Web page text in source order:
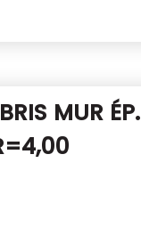
MUR ÉP.